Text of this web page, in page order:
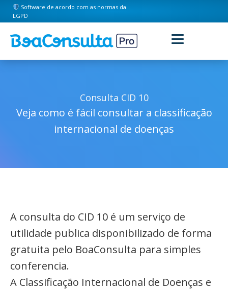
Software de acordo com as normas da
LGPD
Consulta CID 10
Veja como é fácil consultar a classificação
internacional de doenças
A consulta do CID 10 é um serviço de
utilidade publica disponibilizado de forma
gratuita pelo BoaConsulta para simples
conferencia.
A Classificação Internacional de Doenças e